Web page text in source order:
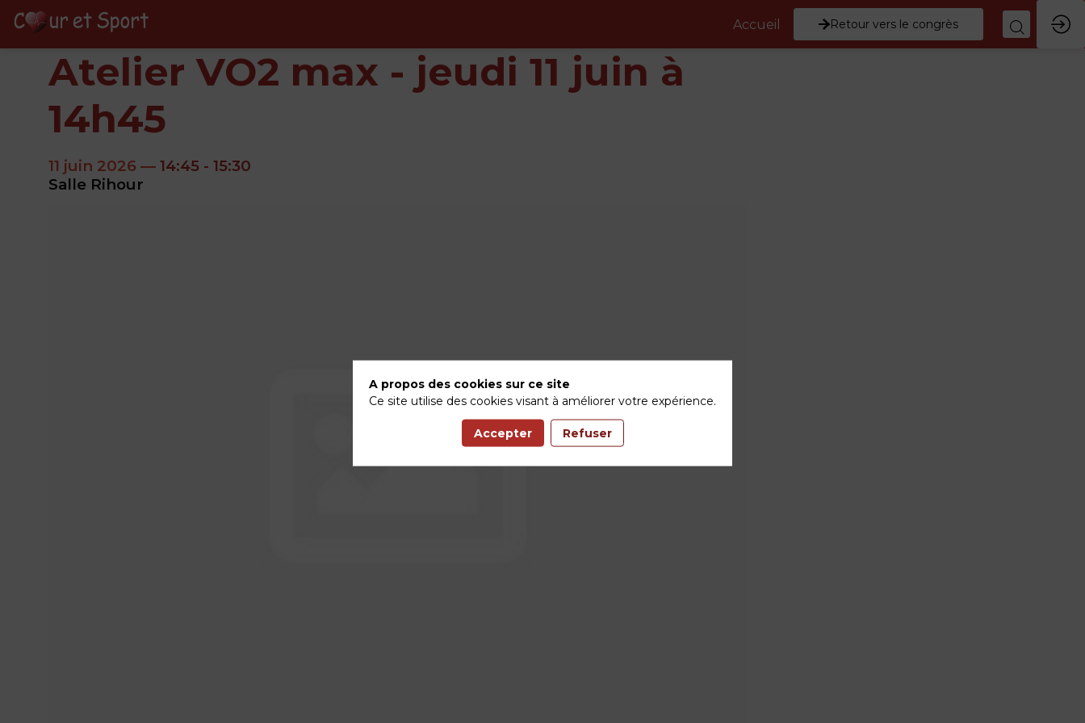
Accueil Retour vers le congrès
Atelier VO2 max - jeudi 11 juin à
14h45
11 juin 2026 — 14:45 - 15:30
Salle Rihour
A propos des cookies sur ce site
Ce site utilise des cookies visant à améliorer votre expérience.
Accepter Refuser